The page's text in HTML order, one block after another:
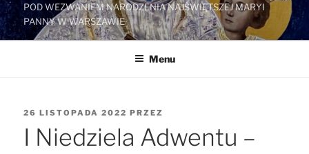
POD WEZWANIEM NARODZENIA NAJŚWIĘTSZEJ MARYI
PANNY W WARSZAWIE
Menu
OPUBLIKOWANE
26 LISTOPADA 2022 PRZEZ
I Niedziela Adwentu –